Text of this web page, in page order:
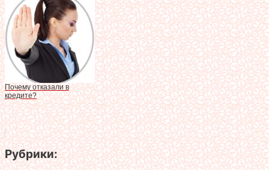
Почему отказали в
кредите?
Рубрики: